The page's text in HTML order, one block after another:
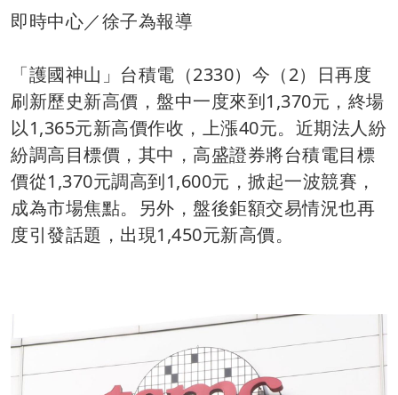
即時中心／徐子為報導
「護國神山」台積電（2330）今（2）日再度
刷新歷史新高價，盤中一度來到1,370元，終場
以1,365元新高價作收，上漲40元。近期法人紛
紛調高目標價，其中，高盛證券將台積電目標
價從1,370元調高到1,600元，掀起一波競賽，
成為市場焦點。另外，盤後鉅額交易情況也再
度引發話題，出現1,450元新高價。